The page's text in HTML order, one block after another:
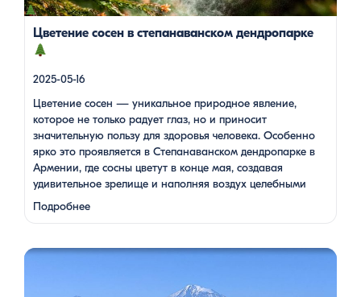
Степанаванский дендропарк, также известный как «Сочут»
Цветение сосен в степанаванском дендропарке
2025-05-16
Цветение сосен — уникальное природное явление,
которое не только радует глаз, но и приносит
значительную пользу для здоровья человека. Особенно
ярко это проявляется в Степанаванском дендропарке в
Армении, где сосны цветут в конце мая, создавая
удивительное зрелище и наполняя воздух целебными
веществами.
Лорийской области Степанаванский дендропарк, также
Подробнее
Одна из туристок, вдохновившись поездкой с Barev Armenia,
музыку атмосферу нашей страны. В этом видео – живые